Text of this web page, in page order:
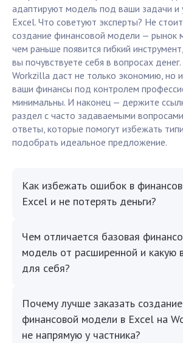
адаптируют модель под ваши задачи и
Excel. Что советуют эксперты? Не
создание финансовой модели — рынок
чем раньше появится гибкий
вы почувствуете себя в вопросах
Workzilla даст не только экономию, но
ваши финансы под контролем
минимальны. И наконец — держите
раздел с часто задаваемыми
ответы, которые помогут избежать
подобрать идеальное предложение.
Как избежать ошибок в
Excel и не потерять деньги?
Чем отличается базовая
модель от расширенной и какую
для себя?
Почему лучше заказать создание
финансовой модели в Excel на
не напрямую у частника?